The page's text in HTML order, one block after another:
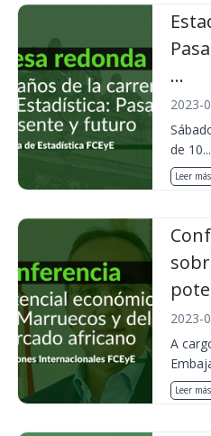
...
2023-
de
Leer más
2023-
A
Leer más